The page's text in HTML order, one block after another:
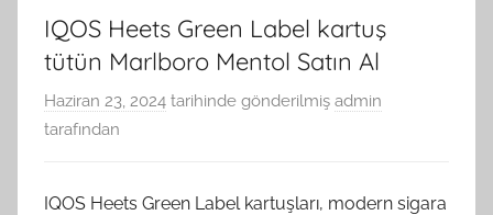
IQOS Heets Green Label kartuş
tütün Marlboro Mentol Satın Al
Haziran 23, 2024 tarihinde gönderilmiş admin
tarafından
IQOS Heets Green Label kartuşları, modern sigara